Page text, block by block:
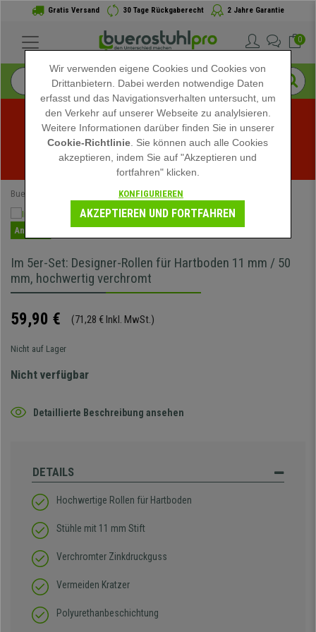
Gratis Versand 30 Tage Rückgaberecht 2 Jahre Garantie
0
Sommerschlussverkauf bei buerostuhlpro! Exklusive
Rabatte für kurze Zeit - Aktion ansehen -
Buerostuhlpro Rollen 11mm Rollen
Angebot
Im 5er-Set: Designer-Rollen für Hartboden 11 mm / 50
mm, hochwertig verchromt
59,90 € (71,28 € Inkl. MwSt.)
Nicht auf Lager
Nicht verfügbar
Detaillierte Beschreibung ansehen
DETAILS
Hochwertige Rollen für Hartboden
Stühle mit 11 mm Stift
Verchromter Zinkdruckguss
Vermeiden Kratzer
Polyurethanbeschichtung
Wir verwenden eigene Cookies und Cookies von
Drittanbietern. Dabei werden notwendige Daten
erfasst und das Navigationsverhalten untersucht, um
den Verkehr auf unserer Webseite zu analylsieren.
Weitere Informationen darüber finden Sie in unserer
Cookie-Richtlinie . Sie können auch alle Cookies
akzeptieren, indem Sie auf "Akzeptieren und
fortfahren" klicken.
KONFIGURIEREN
AKZEPTIEREN UND FORTFAHREN